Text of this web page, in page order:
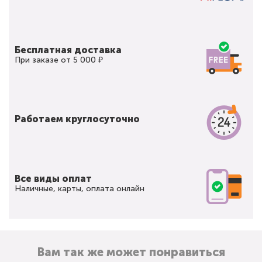
Бесплатная доставка
При заказе от 5 000 ₽
Работаем круглосуточно
Все виды оплат
Наличные, карты, оплата онлайн
Вам так же может понравиться